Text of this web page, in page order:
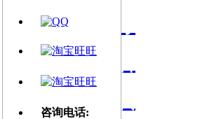
关注微博
视频网站
文章资讯
咨询电话: